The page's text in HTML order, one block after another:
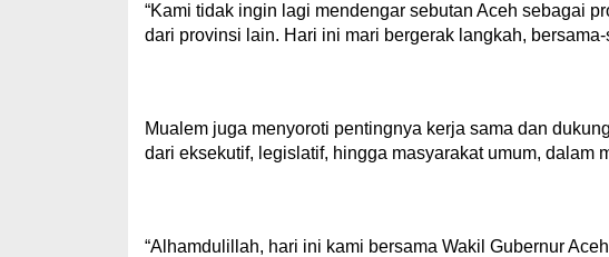
“Kami tidak ingin lagi mendengar sebutan Aceh sebagai
dari provinsi lain. Hari ini mari bergerak langkah,
Mualem juga menyoroti pentingnya kerja sama dan
dari eksekutif, legislatif, hingga masyarakat umum, dalam
“Alhamdulillah, hari ini kami bersama Wakil Gubernur